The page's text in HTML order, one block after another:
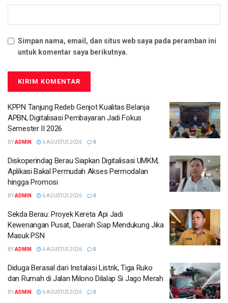
Simpan nama, email, dan situs web saya pada peramban ini
untuk komentar saya berikutnya.
KPPN Tanjung Redeb Genjot Kualitas Belanja
APBN, Digitalisasi Pembayaran Jadi Fokus
Semester II 2026
BYADMIN 6 AGUSTUS 2026 0
Diskoperindag Berau Siapkan Digitalisasi UMKM,
Aplikasi Bakal Permudah Akses Permodalan
hingga Promosi
BYADMIN 6 AGUSTUS 2026 0
Sekda Berau: Proyek Kereta Api Jadi
Kewenangan Pusat, Daerah Siap Mendukung Jika
Masuk PSN
BYADMIN 6 AGUSTUS 2026 0
Diduga Berasal dari Instalasi Listrik, Tiga Ruko
dan Rumah di Jalan Milono Dilalap Si Jago Merah
BYADMIN 6 AGUSTUS 2026 0